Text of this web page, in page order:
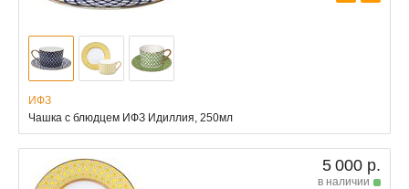
ИФЗ
Чашка с блюдцем ИФЗ Идиллия, 250мл
5 000 р.
в наличии